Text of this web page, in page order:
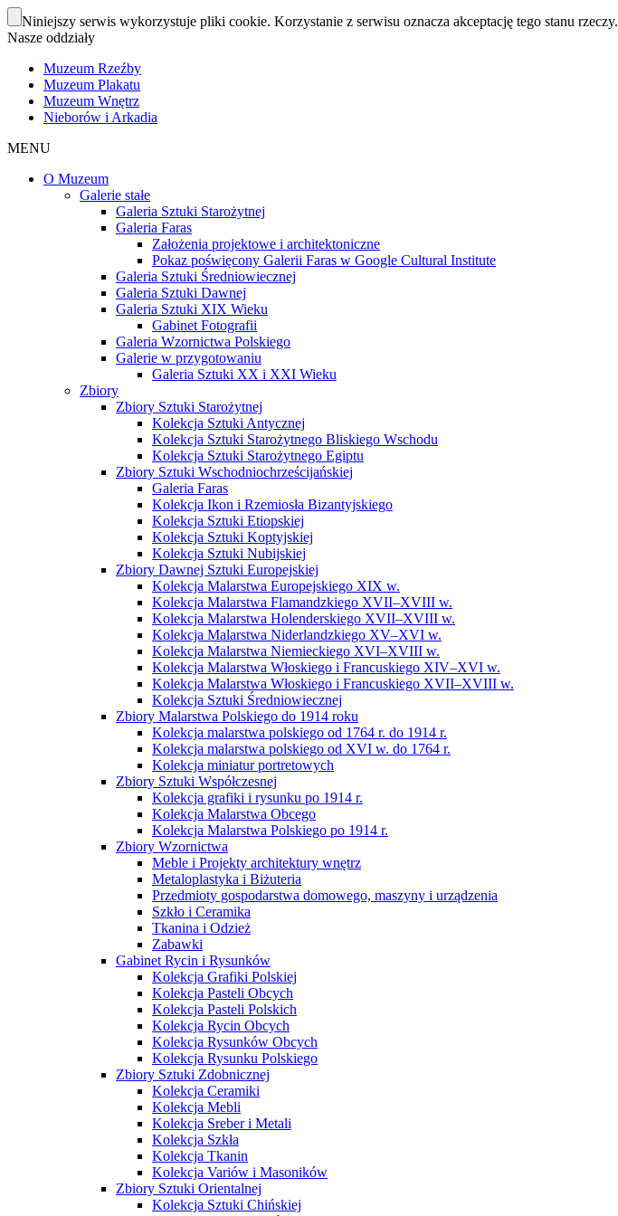
Niniejszy serwis wykorzystuje pliki cookie. Korzystanie z serwisu oznacza akceptację tego stanu rzeczy.
Nasze oddziały
Muzeum Rzeźby
Muzeum Plakatu
Muzeum Wnętrz
Nieborów i Arkadia
MENU
O Muzeum
Galerie stałe
Galeria Sztuki Starożytnej
Galeria Faras
Założenia projektowe i architektoniczne
Pokaz poświęcony Galerii Faras w Google Cultural Institute
Galeria Sztuki Średniowiecznej
Galeria Sztuki Dawnej
Galeria Sztuki XIX Wieku
Gabinet Fotografii
Galeria Wzornictwa Polskiego
Galerie w przygotowaniu
Galeria Sztuki XX i XXI Wieku
Zbiory
Zbiory Sztuki Starożytnej
Kolekcja Sztuki Antycznej
Kolekcja Sztuki Starożytnego Bliskiego Wschodu
Kolekcja Sztuki Starożytnego Egiptu
Zbiory Sztuki Wschodniochrześcijańskiej
Galeria Faras
Kolekcja Ikon i Rzemiosła Bizantyjskiego
Kolekcja Sztuki Etiopskiej
Kolekcja Sztuki Koptyjskiej
Kolekcja Sztuki Nubijskiej
Zbiory Dawnej Sztuki Europejskiej
Kolekcja Malarstwa Europejskiego XIX w.
Kolekcja Malarstwa Flamandzkiego XVII–XVIII w.
Kolekcja Malarstwa Holenderskiego XVII–XVIII w.
Kolekcja Malarstwa Niderlandzkiego XV–XVI w.
Kolekcja Malarstwa Niemieckiego XVI–XVIII w.
Kolekcja Malarstwa Włoskiego i Francuskiego XIV–XVI w.
Kolekcja Malarstwa Włoskiego i Francuskiego XVII–XVIII w.
Kolekcja Sztuki Średniowiecznej
Zbiory Malarstwa Polskiego do 1914 roku
Kolekcja malarstwa polskiego od 1764 r. do 1914 r.
Kolekcja malarstwa polskiego od XVI w. do 1764 r.
Kolekcja miniatur portretowych
Zbiory Sztuki Współczesnej
Kolekcja grafiki i rysunku po 1914 r.
Kolekcja Malarstwa Obcego
Kolekcja Malarstwa Polskiego po 1914 r.
Zbiory Wzornictwa
Meble i Projekty architektury wnętrz
Metaloplastyka i Biżuteria
Przedmioty gospodarstwa domowego, maszyny i urządzenia
Szkło i Ceramika
Tkanina i Odzież
Zabawki
Gabinet Rycin i Rysunków
Kolekcja Grafiki Polskiej
Kolekcja Pasteli Obcych
Kolekcja Pasteli Polskich
Kolekcja Rycin Obcych
Kolekcja Rysunków Obcych
Kolekcja Rysunku Polskiego
Zbiory Sztuki Zdobnicznej
Kolekcja Ceramiki
Kolekcja Mebli
Kolekcja Sreber i Metali
Kolekcja Szkła
Kolekcja Tkanin
Kolekcja Variów i Masoników
Zbiory Sztuki Orientalnej
Kolekcja Sztuki Chińskiej